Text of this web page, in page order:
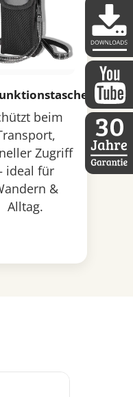
beim
Zugriff
ideal für
&
Alltag.
DDoptics
DDoptics